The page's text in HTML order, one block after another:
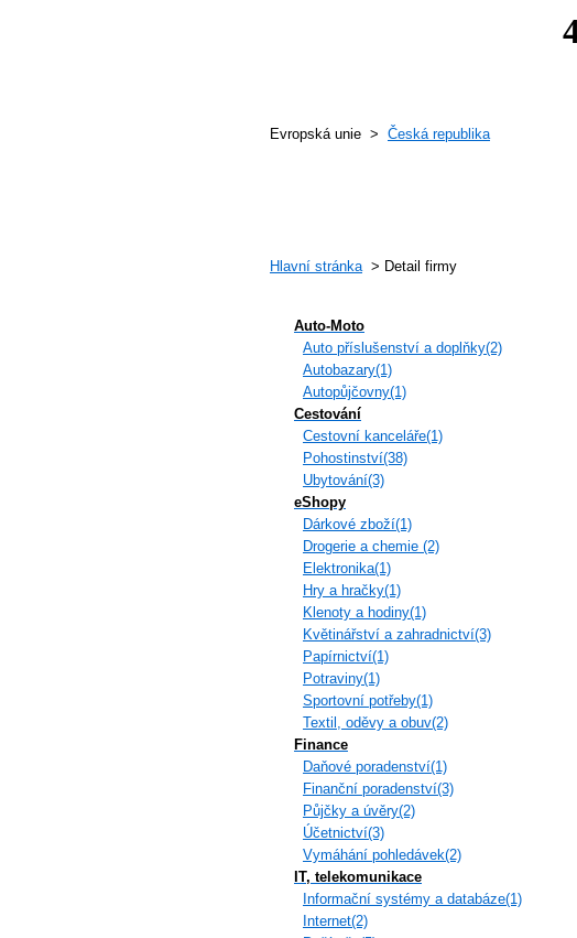
Evropská unie > Česká republika
Hlavní stránka> Detail firmy
Auto-Moto
Auto příslušenství a doplňky(2)
Autobazary(1)
Autopůjčovny(1)
Cestování
Cestovní kanceláře(1)
Pohostinství(38)
Ubytování(3)
eShopy
Dárkové zboží(1)
Drogerie a chemie (2)
Elektronika(1)
Hry a hračky(1)
Klenoty a hodiny(1)
Květinářství a zahradnictví(3)
Papírnictví(1)
Potraviny(1)
Sportovní potřeby(1)
Textil, oděvy a obuv(2)
Finance
Daňové poradenství(1)
Finanční poradenství(3)
Půjčky a úvěry(2)
Účetnictví(3)
Vymáhání pohledávek(2)
IT, telekomunikace
Informační systémy a databáze(1)
Internet(2)